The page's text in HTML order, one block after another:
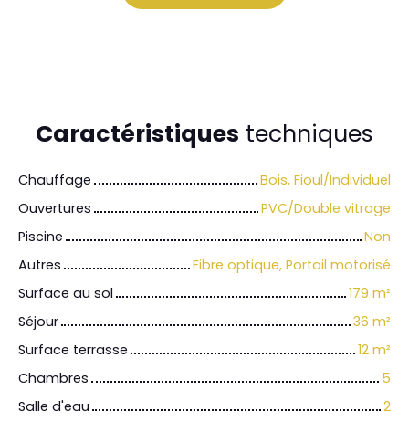
Caractéristiques techniques
Chauffage
Bois, Fioul/Individuel
Ouvertures
PVC/Double vitrage
Piscine
Non
Autres
Fibre optique, Portail motorisé
Surface au sol
179 m²
Séjour
36 m²
Surface terrasse
12 m²
Chambres
5
Salle d'eau
2